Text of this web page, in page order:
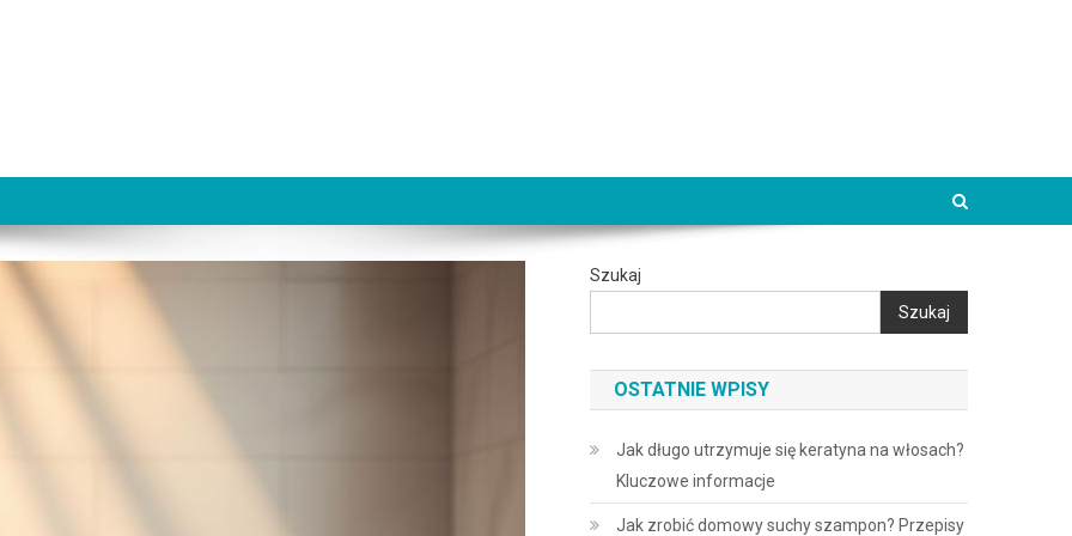
Szukaj
Szukaj
OSTATNIE WPISY
Jak długo utrzymuje się keratyna na włosach?
Kluczowe informacje
Jak zrobić domowy suchy szampon? Przepisy